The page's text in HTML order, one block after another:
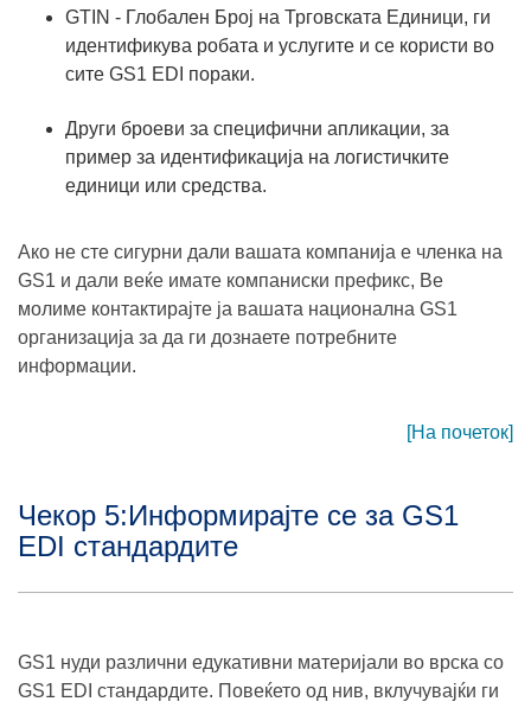
GTIN - Глобален Број на Трговската Единици, ги
идентификува робата и услугите и се користи во
сите GS1 EDI пораки.
Други броеви за специфични апликации, за
пример за идентификација на логистичките
единици или средства.
Ако не сте сигурни дали вашата компанија е членка на
GS1 и дали веќе имате компаниски префикс, Ве
молиме контактирајте ја вашата национална GS1
организација за да ги дознаете потребните
информации.
[На почеток]
Чекор 5:Информирајте се за GS1
EDI стандардите
GS1 нуди различни едукативни материјали во врска со
GS1 EDI стандардите. Повеќето од нив, вклучувајќи ги